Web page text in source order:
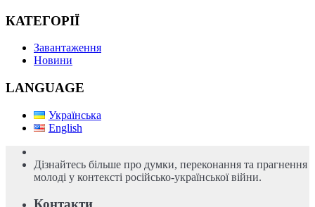
КАТЕГОРІЇ
Завантаження
Новини
LANGUAGE
Українська
English
Дізнайтесь більше про думки, переконання та прагнення
молоді у контексті російсько-української війни.